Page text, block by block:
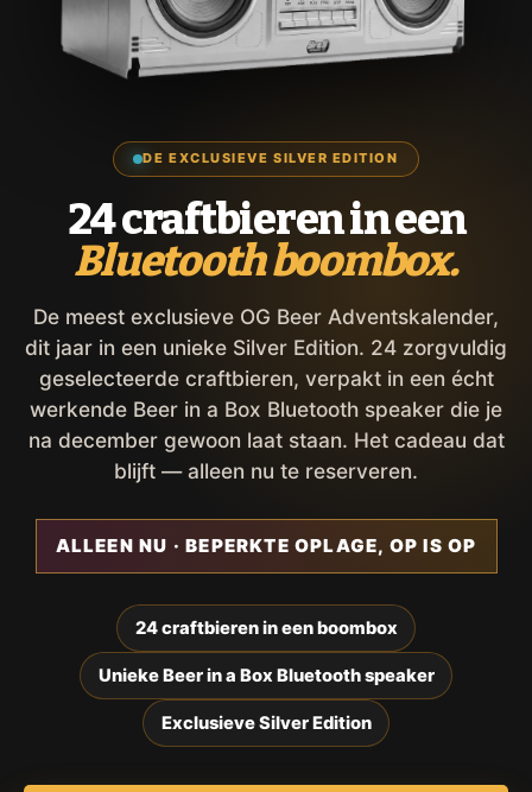
DE EXCLUSIEVE SILVER EDITION
24 craftbieren in een
Bluetooth boombox.
De meest exclusieve OG Beer Adventskalender,
dit jaar in een unieke Silver Edition. 24 zorgvuldig
geselecteerde craftbieren, verpakt in een écht
werkende Beer in a Box Bluetooth speaker die je
na december gewoon laat staan. Het cadeau dat
blijft — alleen nu te reserveren.
ALLEEN NU · BEPERKTE OPLAGE, OP IS OP
24 craftbieren in een boombox
Unieke Beer in a Box Bluetooth speaker
Exclusieve Silver Edition